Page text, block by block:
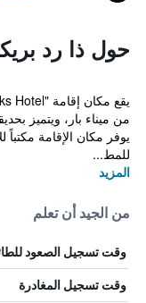
حول ذا رد
من ميناء بار، ويتميز
يوفر مكان الإقامة
للمط...
المزيد
من الجيد أن تعلم
وقت تسجيل الصعود
وقت تسجيل المغادرة